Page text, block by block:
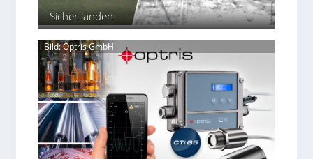
e
n
n
i
c
h
t
a
u
t
o
m
a
t
Sicher landen
Bild: Optris GmbH